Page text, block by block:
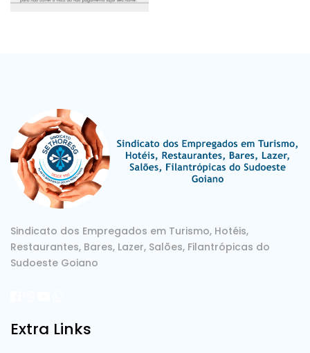
Sindicato dos Empregados em Turismo, Hotéis,
Restaurantes, Bares, Lazer, Salões, Filantrópicas do
Sudoeste Goiano
Extra Links